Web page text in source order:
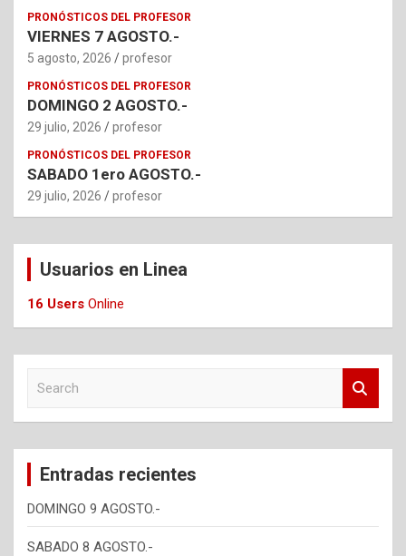
PRONÓSTICOS DEL PROFESOR
VIERNES 7 AGOSTO.-
5 agosto, 2026 profesor
PRONÓSTICOS DEL PROFESOR
DOMINGO 2 AGOSTO.-
29 julio, 2026 profesor
PRONÓSTICOS DEL PROFESOR
SABADO 1ero AGOSTO.-
29 julio, 2026 profesor
Usuarios en Linea
16 Users Online
c
Entradas recientes
DOMINGO 9 AGOSTO.-
SABADO 8 AGOSTO.-